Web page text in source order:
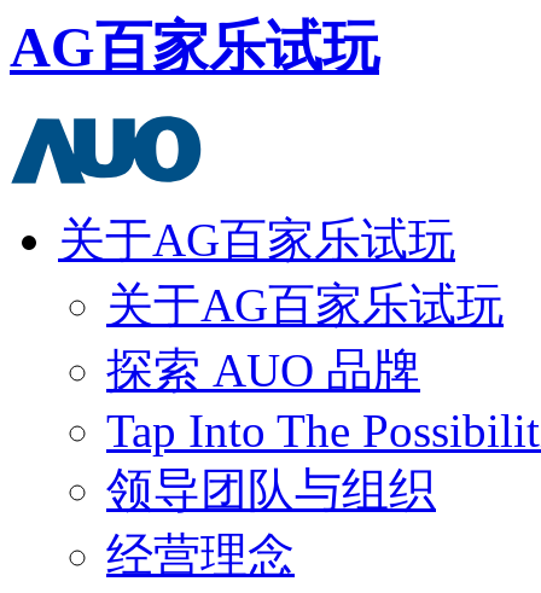
AG百家乐试玩
关于AG百家乐试玩
关于AG百家乐试玩
探索 AUO 品牌
Tap Into The
领导团队与组织
经营理念